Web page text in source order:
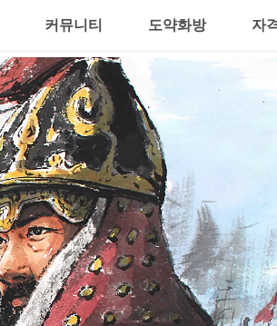
커뮤니티 도약화방 자